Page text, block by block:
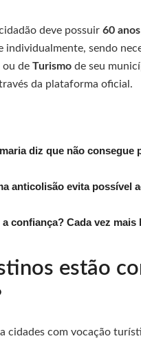
deve possuir 60 anos
individualmente, sendo
ou de Turismo de seu
da plataforma oficial.
diz que não consegue
anticolisão evita possível
a confiança? Cada vez
estão
cidades com vocação